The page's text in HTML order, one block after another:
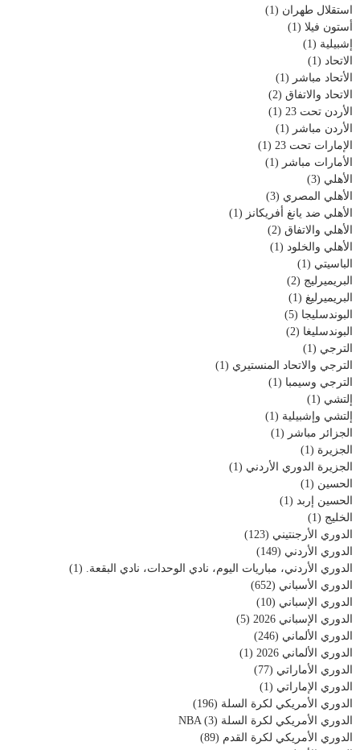
استقلال طهران (1)
أستون فيلا (1)
إشبيلية (1)
الاتحاد (1)
الأتحاد مباشر (1)
الاتحاد والاتفاق (2)
الأردن تحت 23
(1)
الأردن مباشر (1)
الإمارات تحت 23
(1)
الأمارات مباشر (1)
الأهلي (3)
الأهلي المصري (3)
الأهلي ضد يانغ أفريكانز (1)
الأهلي والاتفاق (2)
الأهلي والخلود (1)
الباسيتي (1)
البريميرليج (2)
البريميرليغ (1)
البوندسليجا (5)
البوندسليغا (2)
الترجي (1)
الترجي والاتحاد المنستيري (1)
الترجي وسيمبا (1)
إلتشي (1)
إلتشي وإشبيلية (1)
الجزائر مباشر (1)
الجزيرة (1)
الجزيرة الدوري الأردني (1)
الحسين (1)
الحسين إربد (1)
الخليج (1)
الدوري الأرجنتيني (123)
الدوري الأردني (149)
الدوري الأردني، مباريات اليوم، نادي الوحدات، نادي البقعة. (1)
الدوري الأسباني (652)
الدوري الإسباني (10)
الدوري الإسباني 2026
(5)
الدوري الألماني (246)
الدوري الألماني 2026
(1)
الدوري الأماراتي (77)
الدوري الإماراتي (1)
الدوري الأمريكي لكرة السلة (196)
الدوري الأمريكي لكرة السلة NBA (3)
الدوري الأمريكي لكرة القدم (89)